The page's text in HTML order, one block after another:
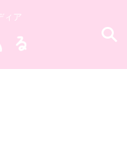
ィア